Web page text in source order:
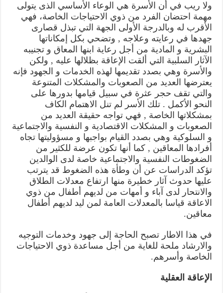
ولا ريب في أن الأسرة هي الوعاء الأساسي الذى يتولى
مهمة احتضان الفرد من ذوي الاحتياجات الخاصة، فهي
الأقرب له وبالدرجة الأولى الجهة التي تبذل قصارى
جهدها في رعايته وعلاجه , وتضحي بكل إمكاناتها
البشرية و المادية من أجل رعاية ابنها المعاق و تجنيبه
الآثار السلبية التي ألقت الإعاقة بظلالها عليه , ولكن
والأسرة وهي بصدد تقديمها لهذه الخدمات و الجهود فإنه
يعترضها العديد من الصعوبات والمشكلات المتنوعة
والتي تقف حجر عثرة في سبيل قيامها بدورها على
النحو الأكمل . تلك الأسر لم تنل الاهتمام الكاف
بمشكلاتها الخاصة , فهي تواجه حقيقة العديد من
الصعوبات و المشكلات الاقتصادية و النفسية والاجتماعية
و السلوكية وهي بصدد القيام بواجبها و مسؤوليتها تجاه
أفرادها المعاقين , كما أنها تكون عرضة للكثير من
الضغوطات النفسية والاجتماعية خاصة لدى الوالدين
تؤكد الدراسات عن أن وطأة هذه الضغوط قد يترتب
عليها حدوث آثار خطيرة منها ارتفاع معدلات الطلاق
والانتحار لدى آباء و أمهات من لديهم أطفال من ذوي
الاعاقة قياسا بالمعدلات العامة لمن ليد لديهم أطفال
معاقين.
في هذا الاطار تصبح الحاجة إلى جهود وخدمات التوجيه
والارشاد ملحة للغاية من أجل مساعدة ذوي الاحتياجات
الخاصة وأسرهم.
الإعاقة العقلية